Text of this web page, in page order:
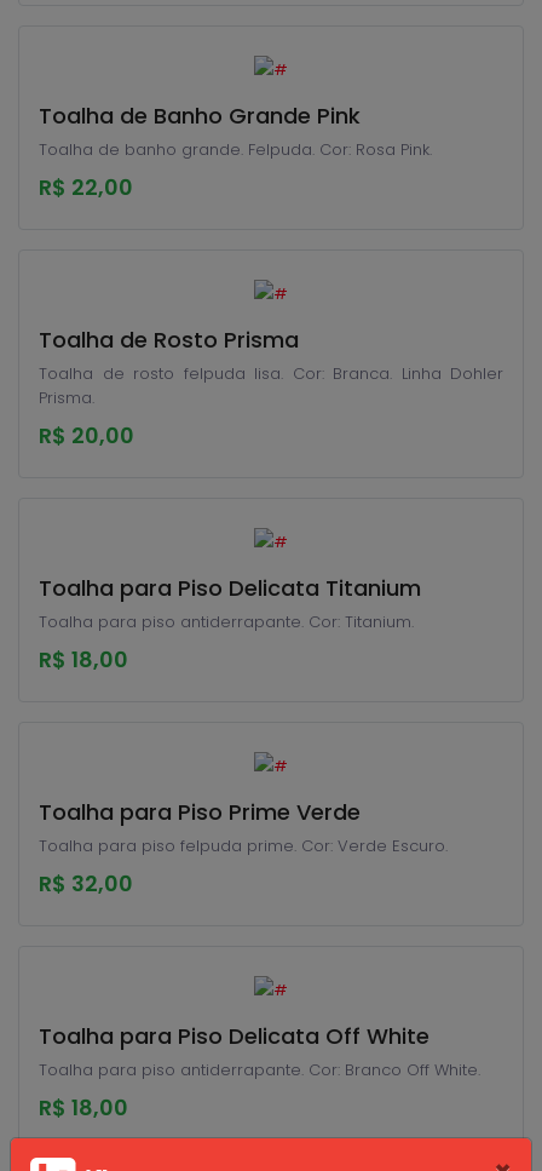
Toalha de Banho Grande Pink
Toalha de banho grande. Felpuda. Cor: Rosa Pink.
R$ 22,00
Toalha de Rosto Prisma
Toalha de rosto felpuda lisa. Cor: Branca. Linha Dohler
Prisma.
R$ 20,00
Toalha para Piso Delicata Titanium
Toalha para piso antiderrapante. Cor: Titanium.
R$ 18,00
Toalha para Piso Prime Verde
Toalha para piso felpuda prime. Cor: Verde Escuro.
R$ 32,00
Toalha para Piso Delicata Off White
Toalha para piso antiderrapante. Cor: Branco Off White.
R$ 18,00